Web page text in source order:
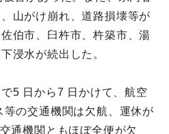
山がけ崩れ、道路損壊等が
伯市、臼杵市、杵築市、湯
浸水が続出した。
5 日から7 日かけて、航空
の交通機関は欠航、運休が
通機関ともほぼ全便が欠